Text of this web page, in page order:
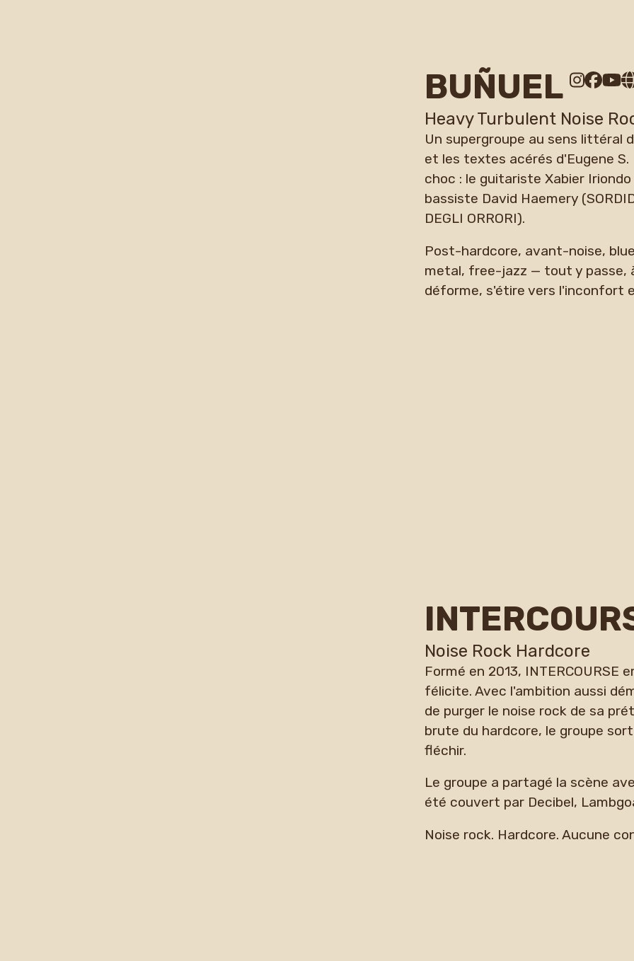
BUÑUEL
Heavy Turbulent Noise
Un supergroupe au sens littéral
et les textes acérés d'Eugene S.
choc : le guitariste Xabier Iriondo
bassiste David Haemery
DEGLI ORRORI).
Post-hardcore, avant-noise,
metal, free-jazz — tout y passe,
déforme, s'étire vers l'inconfort
Noise Rock Hardcore
Formé en 2013, INTERCOURSE
félicite. Avec l'ambition aussi
de purger le noise rock de sa
brute du hardcore, le groupe
fléchir.
Le groupe a partagé la scène
été couvert par Decibel,
Noise rock. Hardcore. Aucune